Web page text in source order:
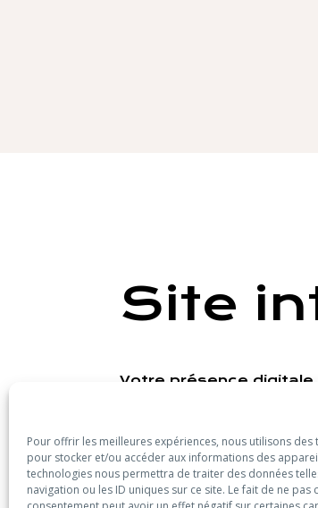
Pour offrir les meilleures expériences, nous utilisons
pour stocker et/ou accéder aux informations des
technologies nous permettra de traiter des données
navigation ou les ID uniques sur ce site. Le fait de ne
Site
Votre présence
identité. de votre site.